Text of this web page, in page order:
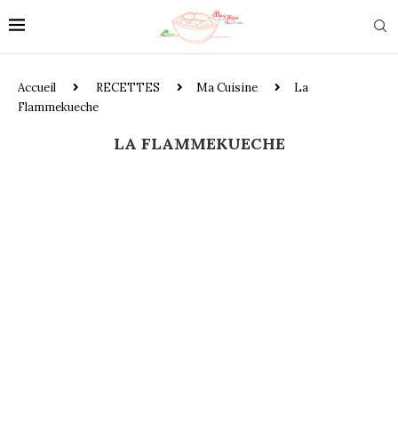
Accueil RECETTES Ma Cuisine
La
Flammekueche
LA FLAMMEKUECHE